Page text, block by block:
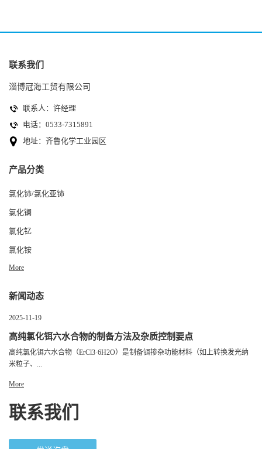
联系我们
淄博冠海工贸有限公司
联系人：许经理
电话：0533-7315891
地址：齐鲁化学工业园区
产品分类
氯化铈/氯化亚铈
氯化镧
氯化钇
氯化铵
More
新闻动态
2025-11-19
高纯氯化铒六水合物的制备方法及杂质控制要点
高纯氯化铒六水合物（ErCl3·6H2O）是制备铒掺杂功能材料（如上转换发光纳
米粒子、...
More
联系我们